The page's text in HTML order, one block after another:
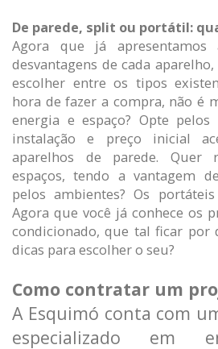
De parede, split ou portátil:
Agora que já apresentamos
desvantagens de cada
escolher entre os tipos
hora de fazer a compra, não é
energia e espaço? Opte
instalação e preço inicial
aparelhos de parede. Quer
espaços, tendo a vantagem
pelos ambientes? Os
Agora que você já conhece os
condicionado, que tal ficar por
dicas para escolher o seu?
Como contratar um
A Esquimó conta com
especializado em